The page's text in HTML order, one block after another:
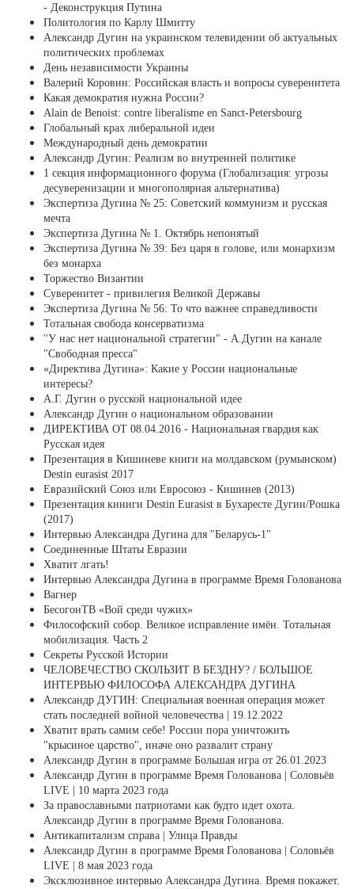
- Деконструкция Путина
Политология по Карлу Шмитту
Александр Дугин на украинском телевидении об актуальных
политических проблемах
День независимости Украины
Валерий Коровин: Российская власть и вопросы суверенитета
Какая демократия нужна России?
Alain de Benoist: contre liberalisme en Sanct-Petersbourg
Глобальный крах либеральной идеи
Международный день демократии
Александр Дугин: Реализм во внутренней политике
1 секция информационного форума (Глобализация: угрозы
десуверенизации и многополярная альтернатива)
Экспертиза Дугина № 25: Советский коммунизм и русская
мечта
Экспертиза Дугина № 1. Октябрь непонятый
Экспертиза Дугина № 39: Без царя в голове, или монархизм
без монарха
Торжество Византии
Суверенитет - привилегия Великой Державы
Экспертиза Дугина № 56: То что важнее справедливости
Тотальная свобода консерватизма
''У нас нет национальной стратегии" - А.Дугин на канале
"Свободная пресса"
«Директива Дугина»: Какие у России национальные
интересы?
А.Г. Дугин о русской национальной идее
Александр Дугин о национальном образовании
ДИРЕКТИВА ОТ 08.04.2016 - Национальная гвардия как
Русская идея
Презентация в Кишиневе книги на молдавском (румынском)
Destin eurasist 2017
Евразийский Союз или Евросоюз - Кишинев (2013)
Презентация киниги Destin Eurasist в Бухаресте Дугин/Рошка
(2017)
Интервью Александра Дугина для "Беларусь-1"
Соединенные Штаты Евразии
Хватит лгать!
Интервью Александра Дугина в программе Время Голованова
Вагнер
БесогонТВ «Вой среди чужих»
Философский собор. Великое исправление имён. Тотальная
мобилизация. Часть 2
Секреты Русской Истории
ЧЕЛОВЕЧЕСТВО СКОЛЬЗИТ В БЕЗДНУ? / БОЛЬШОЕ
ИНТЕРВЬЮ ФИЛОСОФА АЛЕКСАНДРА ДУГИНА
Александр ДУГИН: Специальная военная операция может
стать последней войной человечества | 19.12.2022
Хватит врать самим себе! России пора уничтожить
"крысиное царство", иначе оно развалит страну
Александр Дугин в программе Большая игра от 26.01.2023
Александр Дугин в программе Время Голованова | Соловьёв
LIVE | 10 марта 2023 года
За православными патриотами как будто идет охота.
Александр Дугин в программе Время Голованова.
Антикапитализм справа | Улица Правды
Александр Дугин в программе Время Голованова | Соловьёв
LIVE | 8 мая 2023 года
Эксклюзивное интервью Александра Дугина. Время покажет.